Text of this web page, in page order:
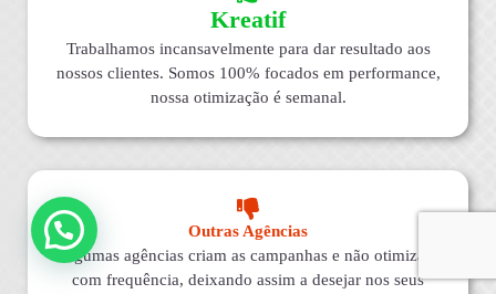
Kreatif
Trabalhamos incansavelmente para dar resultado aos
nossos clientes. Somos 100% focados em performance,
nossa otimização é semanal.
Outras Agências
Algumas agências criam as campanhas e não otimizam
com frequência, deixando assim a desejar nos seus